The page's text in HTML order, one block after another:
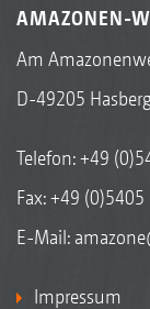
AMAZONEN-
Am
D-49205
Telefon:+49
Fax: +49
E-Mail:
Impressum